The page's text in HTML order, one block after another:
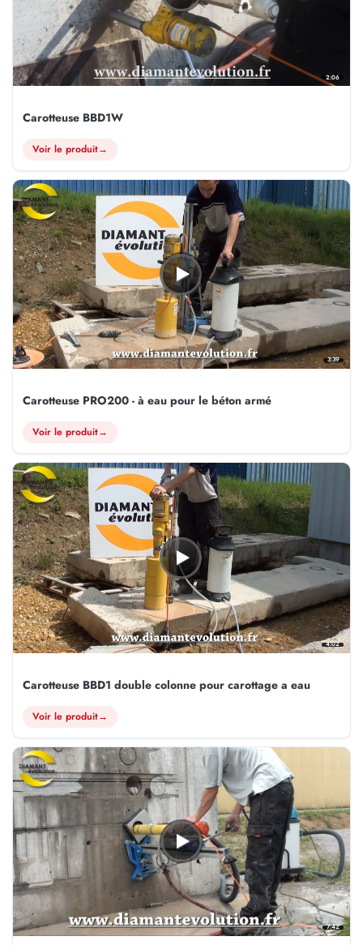
2:06
Carotteuse BBD1W
Voir le produit→
3:39
Carotteuse PRO200 - à eau pour le béton armé
Voir le produit→
4:02
Carotteuse BBD1 double colonne pour carottage a eau
Voir le produit→
7:42